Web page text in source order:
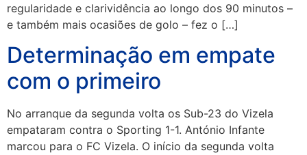
regularidade e clarividência ao longo dos 90 minutos –
e também mais ocasiões de golo – fez o […]
Determinação em empate
com o primeiro
No arranque da segunda volta os Sub-23 do Vizela
empataram contra o Sporting 1-1. António Infante
marcou para o FC Vizela. O início da segunda volta